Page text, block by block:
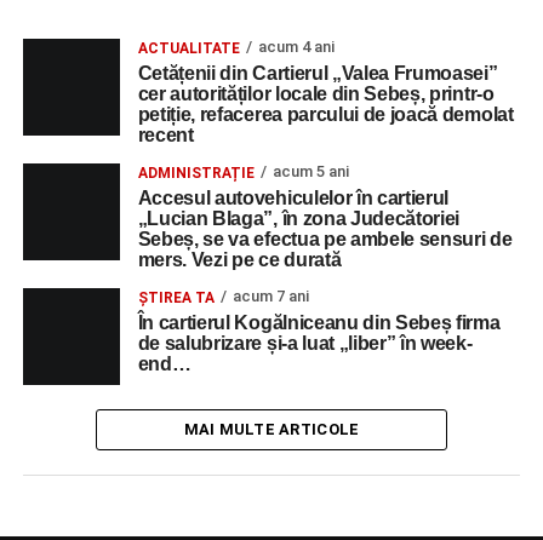
ACTUALITATE acum 4 ani
Cetățenii din Cartierul „Valea Frumoasei”
cer autorităților locale din Sebeș, printr-o
petiție, refacerea parcului de joacă demolat
recent
ADMINISTRAȚIE acum 5 ani
Accesul autovehiculelor în cartierul
„Lucian Blaga”, în zona Judecătoriei
Sebeș, se va efectua pe ambele sensuri de
mers. Vezi pe ce durată
ŞTIREA TA acum 7 ani
În cartierul Kogălniceanu din Sebeș firma
de salubrizare și-a luat „liber” în week-
end…
MAI MULTE ARTICOLE